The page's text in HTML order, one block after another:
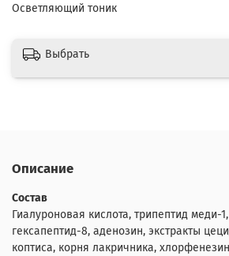
Осветляющий тоник
Выбрать
Описание
Состав
Гиалуроновая кислота, трипептид меди-
гексапептид-8, аденозин, экстракты
коптиса, корня лакричника,